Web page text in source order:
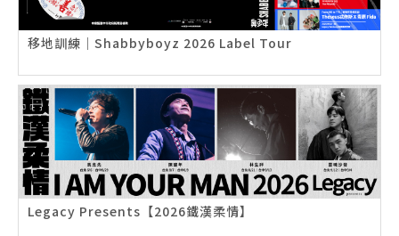
移地訓練｜Shabbyboyz 2026 Label Tour
Legacy Presents【2026鐵漢柔情】